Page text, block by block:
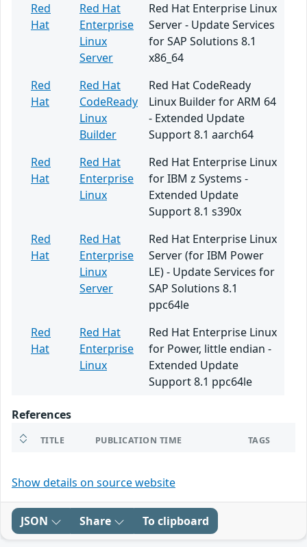
Red
Hat
Red Hat
Enterprise
Linux
Server
Red Hat Enterprise Linux
Server - Update Services
for SAP Solutions 8.1
x86_64
Red
Hat
Red Hat
CodeReady
Linux
Builder
Red Hat CodeReady
Linux Builder for ARM 64
- Extended Update
Support 8.1 aarch64
Red
Hat
Red Hat
Enterprise
Linux
Red Hat Enterprise Linux
for IBM z Systems -
Extended Update
Support 8.1 s390x
Red
Hat
Red Hat
Enterprise
Linux
Server
Red Hat Enterprise Linux
Server (for IBM Power
LE) - Update Services for
SAP Solutions 8.1
ppc64le
Red
Hat
Red Hat
Enterprise
Linux
Red Hat Enterprise Linux
for Power, little endian -
Extended Update
Support 8.1 ppc64le
References
TITLE PUBLICATION TIME TAGS
Show details on source website
JSON Share To clipboard